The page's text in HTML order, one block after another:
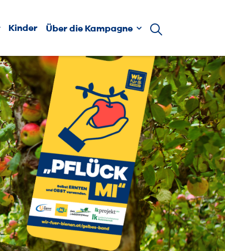
Kinder Über die Kampagne